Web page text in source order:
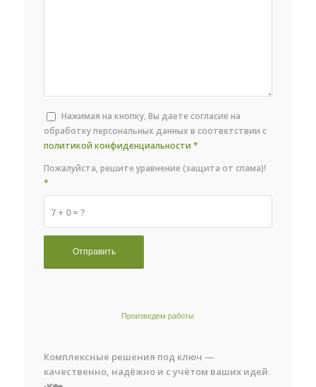
Нажимая на кнопку, Вы даете согласие на
обработку персональных данных в соответствии с
политикой конфиденциальности *
7 + 0 = ?
Пожалуйста, решите уравнение (защита от спама)!
*
Произведем работы
Комплексные решения под ключ —
качественно, надёжно и с учётом ваших идей